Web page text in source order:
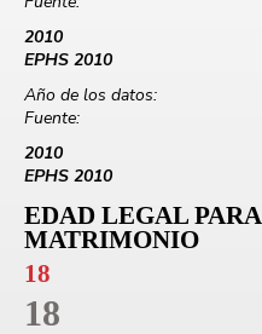
2010
EPHS 2010
Año de los datos:
Fuente:
2010
EPHS 2010
EDAD LEGAL PARA
MATRIMONIO
18
18